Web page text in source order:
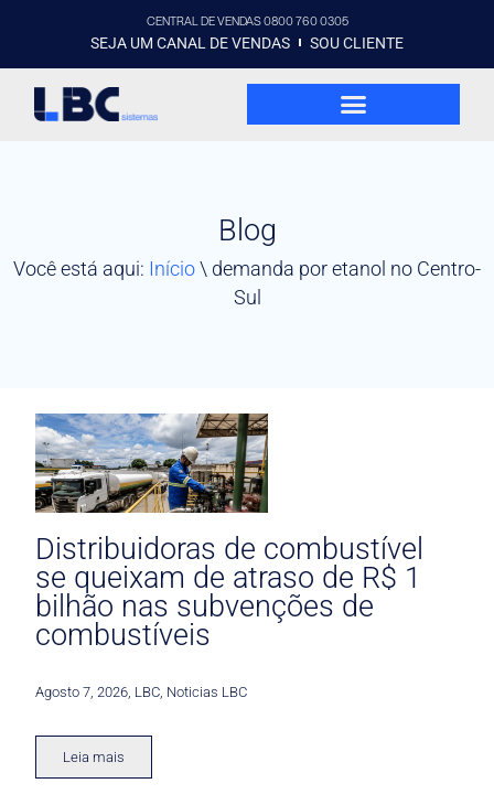
CENTRAL DE VENDAS 0800 760 0305
SEJA UM CANAL DE VENDAS SOU CLIENTE
Blog
Você está aqui: Início\ demanda por etanol no Centro-
Sul
Distribuidoras de combustível
se queixam de atraso de R$ 1
bilhão nas subvenções de
combustíveis
Agosto 7, 2026 LBC Noticias LBC
Leia mais